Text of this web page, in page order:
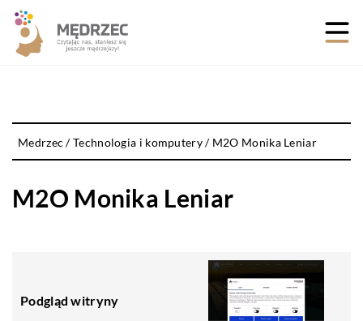
Medrzec /Technologia i komputery/ M2O Monika Leniar
M2O Monika Leniar
Podgląd witryny